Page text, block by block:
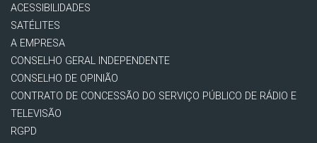
ACESSIBILIDADES
SATÉLITES
A EMPRESA
CONSELHO GERAL INDEPENDENTE
CONSELHO DE OPINIÃO
CONTRATO DE CONCESSÃO DO SERVIÇO PÚBLICO DE RÁDIO E
TELEVISÃO
RGPD